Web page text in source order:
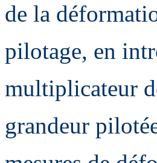
de la
pilotage, en
multiplicateur
grandeur